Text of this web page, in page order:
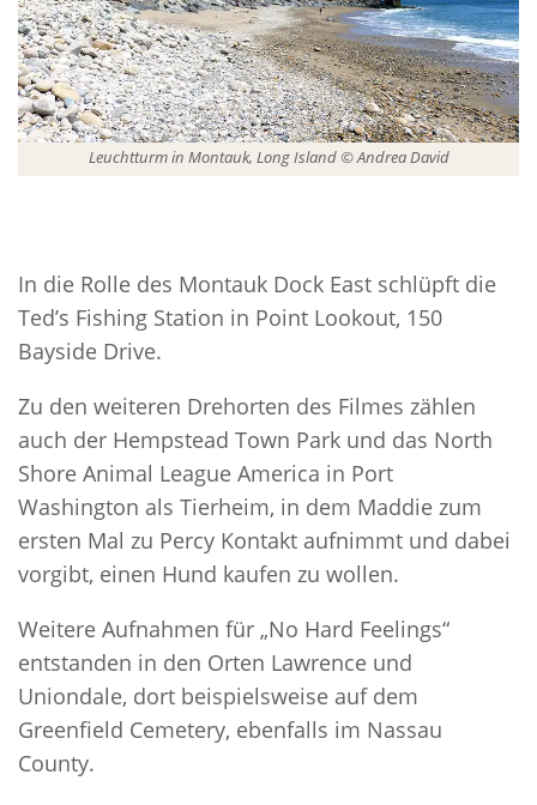
Leuchtturm in Montauk, Long Island © Andrea David
In die Rolle des Montauk Dock East schlüpft die
Ted’s Fishing Station in Point Lookout, 150
Bayside Drive.
Zu den weiteren Drehorten des Filmes zählen
auch der Hempstead Town Park und das North
Shore Animal League America in Port
Washington als Tierheim, in dem Maddie zum
ersten Mal zu Percy Kontakt aufnimmt und dabei
vorgibt, einen Hund kaufen zu wollen.
Weitere Aufnahmen für „No Hard Feelings“
entstanden in den Orten Lawrence und
Uniondale, dort beispielsweise auf dem
Greenfield Cemetery, ebenfalls im Nassau
County.